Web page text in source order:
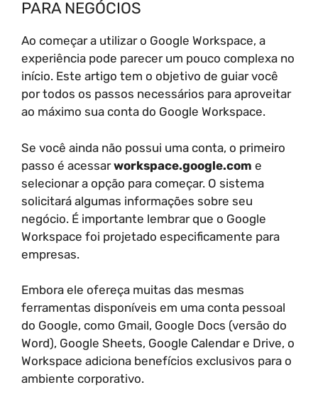
PARA NEGÓCIOS
Ao começar a utilizar o Google Workspace, a
experiência pode parecer um pouco complexa no
início. Este artigo tem o objetivo de guiar você
por todos os passos necessários para aproveitar
ao máximo sua conta do Google Workspace.
Se você ainda não possui uma conta, o primeiro
passo é acessarworkspace.google.com e
selecionar a opção para começar. O sistema
solicitará algumas informações sobre seu
negócio. É importante lembrar que o Google
Workspace foi projetado especificamente para
empresas.
Embora ele ofereça muitas das mesmas
ferramentas disponíveis em uma conta pessoal
do Google, como Gmail, Google Docs (versão do
Word), Google Sheets, Google Calendar e Drive, o
Workspace adiciona benefícios exclusivos para o
ambiente corporativo.